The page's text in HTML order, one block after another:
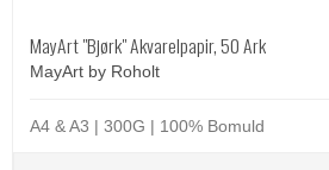
MayArt "Bjørk" Akvarelpapir, 50 Ark
MayArt by Roholt
A4 & A3 | 300G | 100% Bomuld